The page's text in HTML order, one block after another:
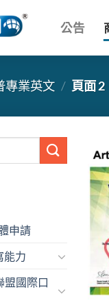
公告
專業英文 / 頁面 2
申請
能力
盟國際口